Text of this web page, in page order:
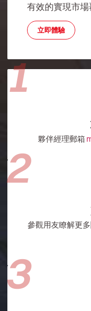
有效的實現市場
立即體驗
夥伴經理郵箱
參觀用友瞭解更